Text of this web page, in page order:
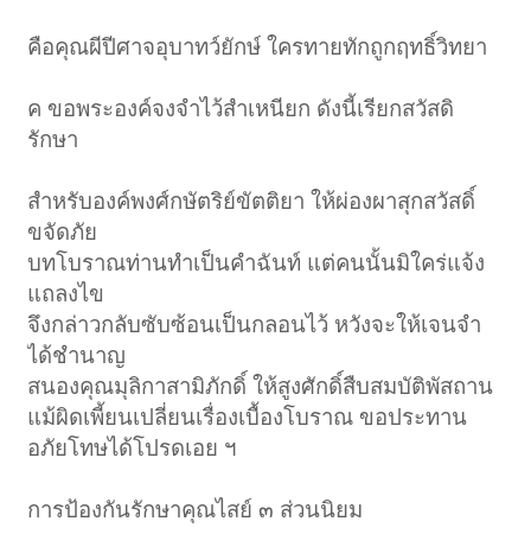
คือคุณผีปีศาจอุบาทว์ยักษ์ ใครทายทักถูกฤทธิ์วิทยา
ค ขอพระองค์จงจำไว้สำเหนียก ดังนี้เรียกสวัสดิ
รักษา
สำหรับองค์พงศ์กษัตริย์ขัตติยา ให้ผ่องผาสุกสวัสดิ์
ขจัดภัย
บทโบราณท่านทำเป็นคำฉันท์ แต่คนนั้นมิใคร่แจ้ง
แถลงไข
จึงกล่าวกลับซับซ้อนเป็นกลอนไว้ หวังจะให้เจนจำ
ได้ชำนาญ
สนองคุณมุลิกาสามิภักดิ์ ให้สูงศักดิ์สืบสมบัติพัสถาน
แม้ผิดเพี้ยนเปลี่ยนเรื่องเบื้องโบราณ ขอประทาน
อภัยโทษได้โปรดเอย ฯ
การป้องกันรักษาคุณไสย์ ๓ ส่วนนิยม